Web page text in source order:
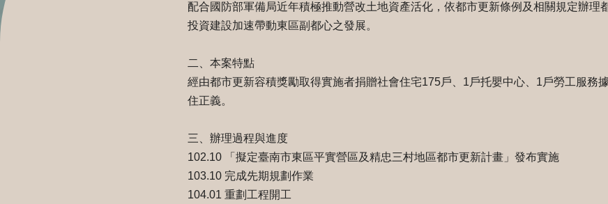
配合國防部軍備局近年積極推動營改土地資產活化，依都市更新條例及相關規定辦理
投資建設加速帶動東區副都心之發展。
二、本案特點
經由都市更新容積獎勵取得實施者捐贈社會住宅175戶、1戶托嬰中心、1戶勞工服務
住正義。
三、辦理過程與進度
102.10 「擬定臺南市東區平實營區及精忠三村地區都市更新計畫」發布實施
103.10 完成先期規劃作業
104.01 重劃工程開工